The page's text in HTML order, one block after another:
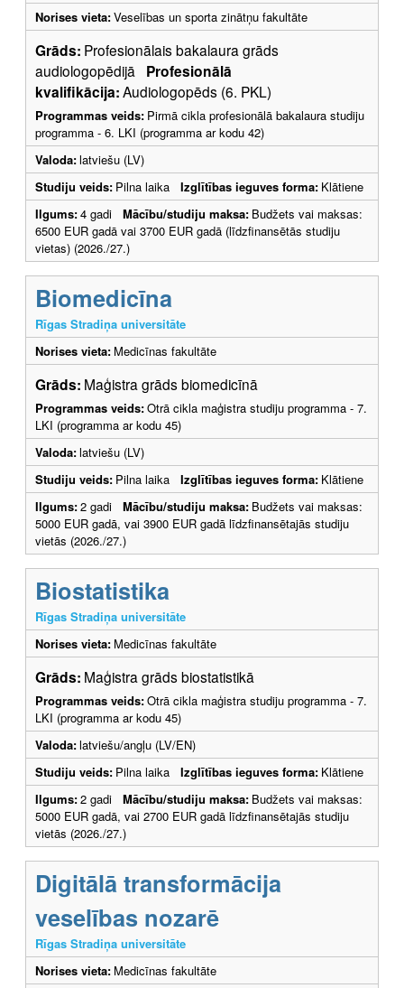
Norises vieta:Veselības un sporta zinātņu fakultāte
Grāds: Profesionālais bakalaura grāds
audiologopēdijā Profesionālā
kvalifikācija:Audiologopēds (6. PKL)
Programmas veids: Pirmā cikla profesionālā bakalaura studiju
programma - 6. LKI (programma ar kodu 42)
Valoda:latviešu (LV)
Studiju veids: Pilna laika Izglītības ieguves forma: Klātiene
Ilgums:4 gadi Mācību/studiju maksa: Budžets vai maksas:
6500 EUR gadā vai 3700 EUR gadā (līdzfinansētās studiju
vietas) (2026./27.)
Biomedicīna
Rīgas Stradiņa universitāte
Norises vieta: Medicīnas fakultāte
Grāds: Maģistra grāds biomedicīnā
Programmas veids:Otrā cikla maģistra studiju programma - 7.
LKI (programma ar kodu 45)
Valoda:latviešu (LV)
Studiju veids: Pilna laika Izglītības ieguves forma: Klātiene
Ilgums:2 gadi Mācību/studiju maksa: Budžets vai maksas:
5000 EUR gadā, vai 3900 EUR gadā līdzfinansētajās studiju
vietās (2026./27.)
Biostatistika
Rīgas Stradiņa universitāte
Norises vieta: Medicīnas fakultāte
Grāds: Maģistra grāds biostatistikā
Programmas veids:Otrā cikla maģistra studiju programma - 7.
LKI (programma ar kodu 45)
Valoda:latviešu/angļu (LV/EN)
Studiju veids: Pilna laika Izglītības ieguves forma: Klātiene
Ilgums:2 gadi Mācību/studiju maksa: Budžets vai maksas:
5000 EUR gadā, vai 2700 EUR gadā līdzfinansētajās studiju
vietās (2026./27.)
Digitālā transformācija
veselības nozarē
Rīgas Stradiņa universitāte
Norises vieta: Medicīnas fakultāte